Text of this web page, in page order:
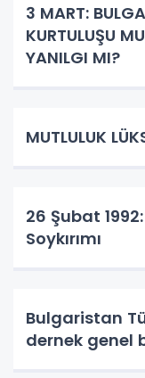
3 MART:
KURTULUŞU
YANILGI MI?
26 Şubat
Soykırımı
Bulgaristan
dernek genel